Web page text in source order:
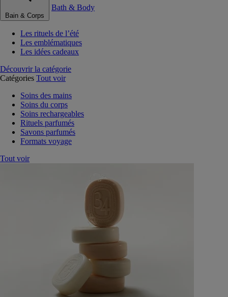
Bain & Corps
Bath & Body
Les rituels de l’été
Les emblématiques
Les idées cadeaux
Découvrir la catégorie
Catégories Tout voir
Soins des mains
Soins du corps
Soins rechargeables
Rituels parfumés
Savons parfumés
Formats voyage
Tout voir